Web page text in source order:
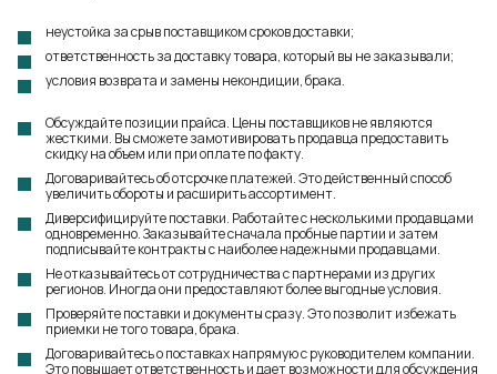
неустойка за срыв поставщиком сроков доставки;
ответственность за доставку товара, который вы не заказывали;
условия возврата и замены некондиции, брака.
Обсуждайте позиции прайса. Цены поставщиков не являются
жесткими. Вы сможете замотивировать продавца предоставить
скидку на объем или при оплате по факту.
Договаривайтесь об отсрочке платежей. Это действенный способ
увеличить обороты и расширить ассортимент.
Диверсифицируйте поставки. Работайте с несколькими продавцами
одновременно. Заказывайте сначала пробные партии и затем
подписывайте контракты с наиболее надежными продавцами.
Не отказывайтесь от сотрудничества с партнерами из других
регионов. Иногда они предоставляют более выгодные условия.
Проверяйте поставки и документы сразу. Это позволит избежать
приемки не того товара, брака.
Договаривайтесь о поставках напрямую с руководителем компании.
Это повышает ответственность и дает возможности для обсуждения